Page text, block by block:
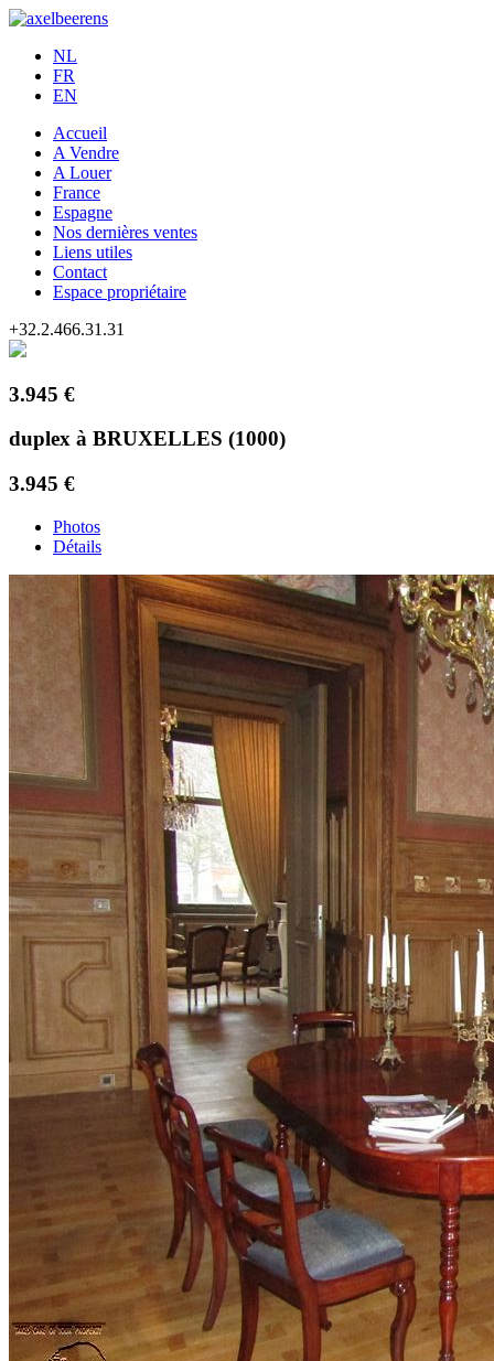
NL
FR
EN
Accueil
A Vendre
A Louer
France
Espagne
Nos dernières ventes
Liens utiles
Contact
Espace propriétaire
+32.2.466.31.31
3.945 €
duplex à BRUXELLES (1000)
3.945 €
Photos
Détails